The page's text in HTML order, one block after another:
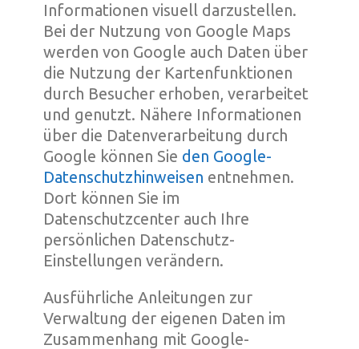
Informationen visuell darzustellen.
Bei der Nutzung von Google Maps
werden von Google auch Daten über
die Nutzung der Kartenfunktionen
durch Besucher erhoben, verarbeitet
und genutzt. Nähere Informationen
über die Datenverarbeitung durch
Google können Sie den Google-
Datenschutzhinweisen entnehmen.
Dort können Sie im
Datenschutzcenter auch Ihre
persönlichen Datenschutz-
Einstellungen verändern.
Ausführliche Anleitungen zur
Verwaltung der eigenen Daten im
Zusammenhang mit Google-